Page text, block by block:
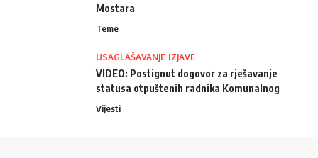
Mostara
Teme
USAGLAŠAVANJE IZJAVE
VIDEO: Postignut dogovor za rješavanje
statusa otpuštenih radnika Komunalnog
Vijesti